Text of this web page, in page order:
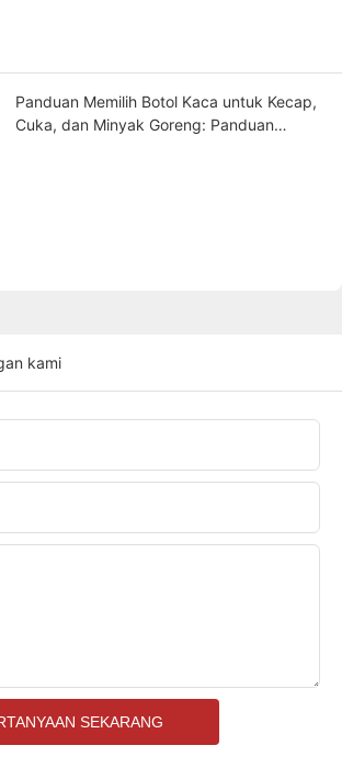
Panduan Memilih Botol Kaca untuk Kecap,
Cuka, dan Minyak Goreng: Panduan
kami
SEKARANG